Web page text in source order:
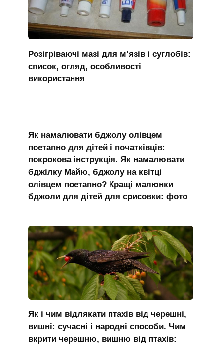
Розігріваючі мазі для м’язів і суглобів:
список, огляд, особливості
використання
Як намалювати бджолу олівцем
поетапно для дітей і початківців:
покрокова інструкція. Як намалювати
бджілку Майю, бджолу на квітці
олівцем поетапно? Кращі малюнки
бджоли для дітей для срисовки: фото
Як і чим відлякати птахів від черешні,
вишні: сучасні і народні способи. Чим
вкрити черешню, вишню від птахів: